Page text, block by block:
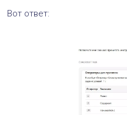
Вот ответ: